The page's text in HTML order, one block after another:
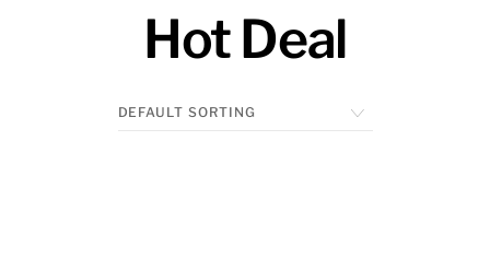
Hot Deal